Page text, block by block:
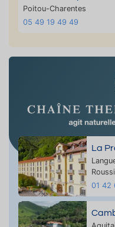
Poitou-Charentes
05 49 19 49 49
La
01 42